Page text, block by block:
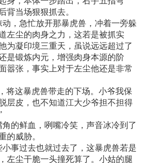
背当场狠狠抓去。
急忙放开那暴虎兽，冲着一旁躲
左尘的肉身之力，这若是被抓实
为凝印境三重天，虽说远远超过了
是锻炼内元，增强肉身本源的阶
嚣张，事实上对于左尘他还是非常
这暴虎兽带走的下场。小爷我保
层皮，也不知道江大少爷担不担得
鲜血，咧嘴冷笑，声音冰冷到了
的威胁。
过去也就过去了，这暴虎兽若是
左尘干脆一头撞死算了。小姑的腿